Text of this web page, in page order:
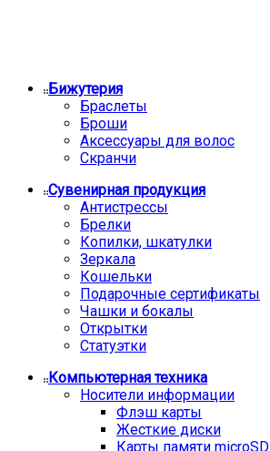
Бижутерия
Браслеты
Броши
Аксессуары для волос
Скранчи
Сувенирная продукция
Антистрессы
Брелки
Копилки, шкатулки
Зеркала
Кошельки
Подарочные сертификаты
Чашки и бокалы
Открытки
Статуэтки
Компьютерная техника
Носители информации
Флэш карты
Жесткие диски
Карты памяти microSD